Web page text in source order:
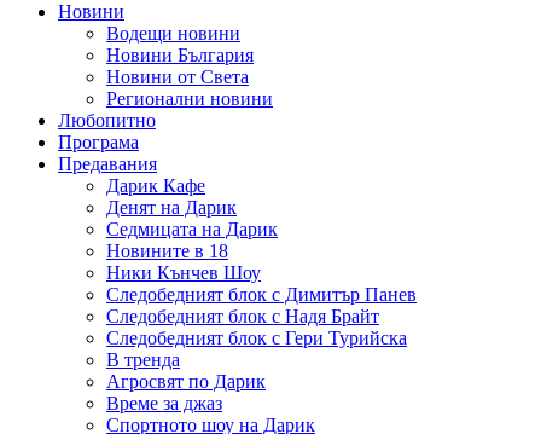
Новини
Водещи новини
Новини България
Новини от Света
Регионални новини
Любопитно
Програма
Предавания
Дарик Кафе
Денят на Дарик
Седмицата на Дарик
Новините в 18
Ники Кънчев Шоу
Следобедният блок с Димитър Панев
Следобедният блок с Надя Брайт
Следобедният блок с Гери Турийска
В тренда
Агросвят по Дарик
Време за джаз
Спортното шоу на Дарик